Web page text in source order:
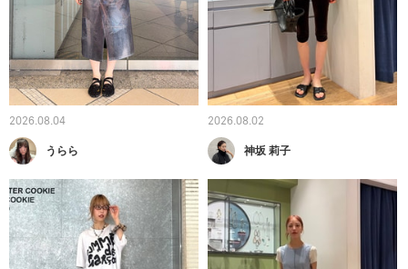
2026.08.04
うらら
2026.08.02
神坂 莉子